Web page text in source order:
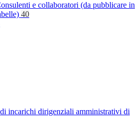
e collaboratori (da pubblicare in
40
incarichi dirigenziali amministrativi di